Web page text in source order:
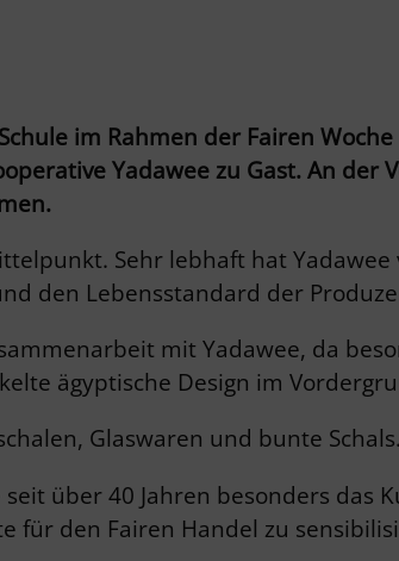
im Rahmen der Fairen
Yadawee zu Gast. An
Sehr lebhaft hat
den Lebensstandard der
mit Yadawee, da
ägyptische Design im
Glaswaren und bunte Schals.
über 40 Jahren besonders das
für den Fairen Handel zu